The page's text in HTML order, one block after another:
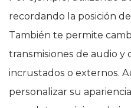
recordando la posición
También te permite
transmisiones de audio
incrustados o externos.
personalizar su